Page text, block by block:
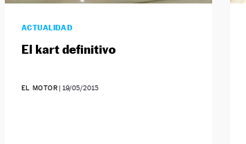
ACTUALIDAD
El kart definitivo
EL MOTOR | 19/05/2015